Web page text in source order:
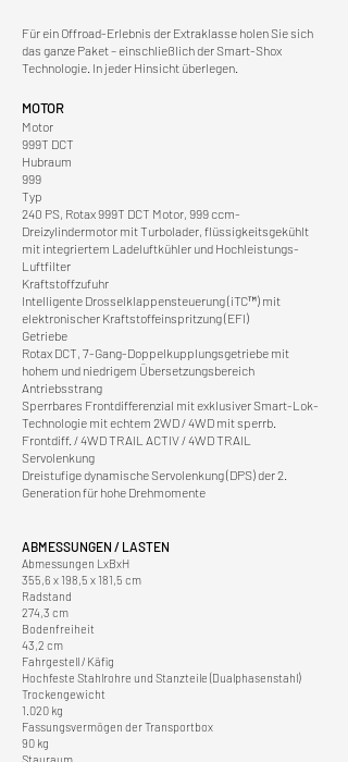
Für ein Offroad-Erlebnis der Extraklasse holen Sie sich
das ganze Paket – einschließlich der Smart-Shox
Technologie. In jeder Hinsicht überlegen.
MOTOR
Motor
999T DCT
Hubraum
999
Typ
240 PS, Rotax 999T DCT Motor, 999 ccm-
Dreizylindermotor mit Turbolader, flüssigkeitsgekühlt
mit integriertem Ladeluftkühler und Hochleistungs-
Luftfilter
Kraftstoffzufuhr
Intelligente Drosselklappensteuerung (iTC™) mit
elektronischer Kraftstoffeinspritzung (EFI)
Getriebe
Rotax DCT, 7-Gang-Doppelkupplungsgetriebe mit
hohem und niedrigem Übersetzungsbereich
Antriebsstrang
Sperrbares Frontdifferenzial mit exklusiver Smart-Lok-
Technologie mit echtem 2WD / 4WD mit sperrb.
Frontdiff. / 4WD TRAIL ACTIV / 4WD TRAIL
Servolenkung
Dreistufige dynamische Servolenkung (DPS) der 2.
Generation für hohe Drehmomente
ABMESSUNGEN / LASTEN
Abmessungen LxBxH
355,6 x 198,5 x 181,5 cm
Radstand
274,3 cm
Bodenfreiheit
43,2 cm
Fahrgestell / Käfig
Hochfeste Stahlrohre und Stanzteile (Dualphasenstahl)
Trockengewicht
1.020 kg
Fassungsvermögen der Transportbox
90 kg